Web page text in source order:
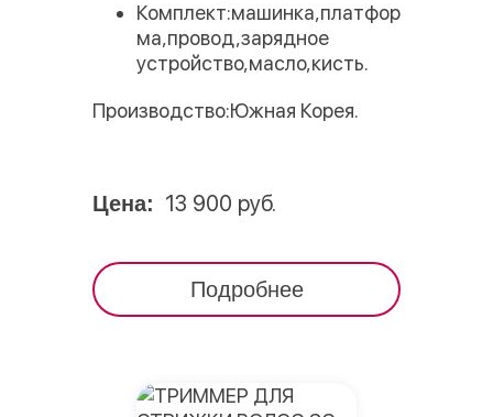
Комплект:машинка,платфор
ма,провод,зарядное
устройство,масло,кисть.
Производство:Южная Корея.
Цена: 13 900 руб.
Подробнее